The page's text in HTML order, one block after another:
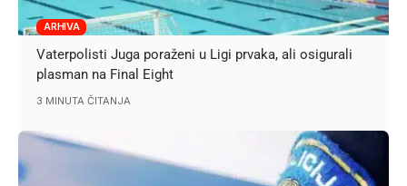
ARHIVA
Vaterpolisti Juga poraženi u Ligi prvaka, ali osigurali
plasman na Final Eight
3 MINUTA ČITANJA